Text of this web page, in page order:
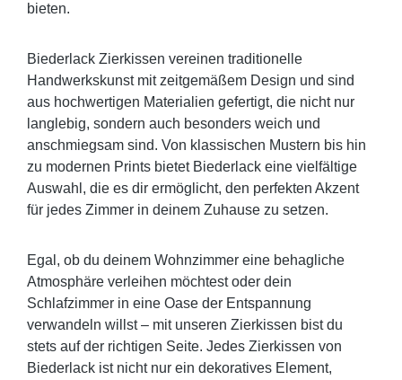
bieten.
Biederlack Zierkissen vereinen traditionelle
Handwerkskunst mit zeitgemäßem Design und sind
aus hochwertigen Materialien gefertigt, die nicht nur
langlebig, sondern auch besonders weich und
anschmiegsam sind. Von klassischen Mustern bis hin
zu modernen Prints bietet Biederlack eine vielfältige
Auswahl, die es dir ermöglicht, den perfekten Akzent
für jedes Zimmer in deinem Zuhause zu setzen.
Egal, ob du deinem Wohnzimmer eine behagliche
Atmosphäre verleihen möchtest oder dein
Schlafzimmer in eine Oase der Entspannung
verwandeln willst – mit unseren Zierkissen bist du
stets auf der richtigen Seite. Jedes Zierkissen von
Biederlack ist nicht nur ein dekoratives Element,